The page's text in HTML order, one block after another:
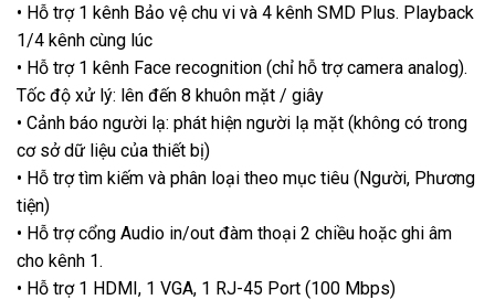
• Hỗ trợ 1 kênh Bảo vệ chu vi và 4 kênh SMD Plus. Playback
1/4 kênh cùng lúc
• Hỗ trợ 1 kênh Face recognition (chỉ hỗ trợ camera analog).
Tốc độ xử lý: lên đến 8 khuôn mặt / giây
• Cảnh báo người lạ: phát hiện người lạ mặt (không có trong
cơ sở dữ liệu của thiết bị)
• Hỗ trợ tìm kiếm và phân loại theo mục tiêu (Người, Phương
tiện)
• Hỗ trợ cổng Audio in/out đàm thoại 2 chiều hoặc ghi âm
cho kênh 1.
• Hỗ trợ 1 HDMI, 1 VGA, 1 RJ-45 Port (100 Mbps)